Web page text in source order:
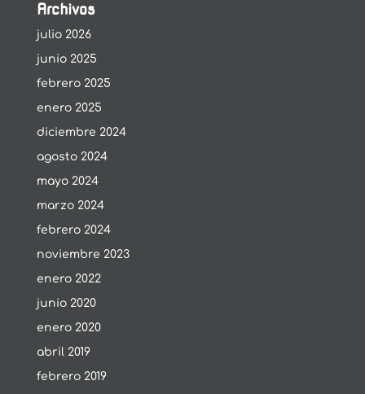
Archivos
julio 2026
junio 2025
febrero 2025
enero 2025
diciembre 2024
agosto 2024
mayo 2024
marzo 2024
febrero 2024
noviembre 2023
enero 2022
junio 2020
enero 2020
abril 2019
febrero 2019